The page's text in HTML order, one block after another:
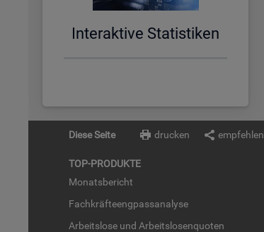
In­ter­ak­ti­ve Sta­tis­ti­ken
Diese Seite drucken empfehlen
TOP-PRO­DUK­TE
Mo­nats­be­richt
Fach­kräf­te­eng­pass­ana­ly­se
Ar­beits­lo­se und Ar­beits­lo­sen­quo­ten